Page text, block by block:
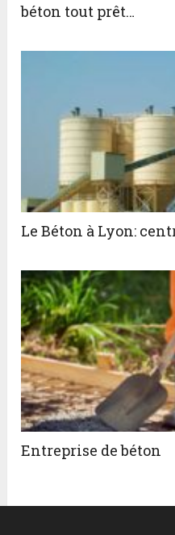
béton tout prêt…
Le Béton à Lyon:
Entreprise de béton